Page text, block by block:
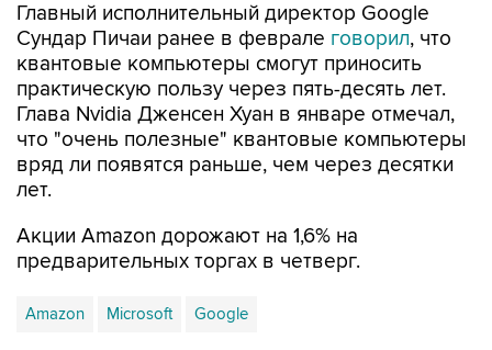
Главный исполнительный директор Google
Сундар Пичаи ранее в феврале говорил, что
квантовые компьютеры смогут приносить
практическую пользу через пять-десять лет.
Глава Nvidia Дженсен Хуан в январе отмечал,
что "очень полезные" квантовые компьютеры
вряд ли появятся раньше, чем через десятки
лет.
Акции Amazon дорожают на 1,6% на
предварительных торгах в четверг.
Amazon Microsoft Google